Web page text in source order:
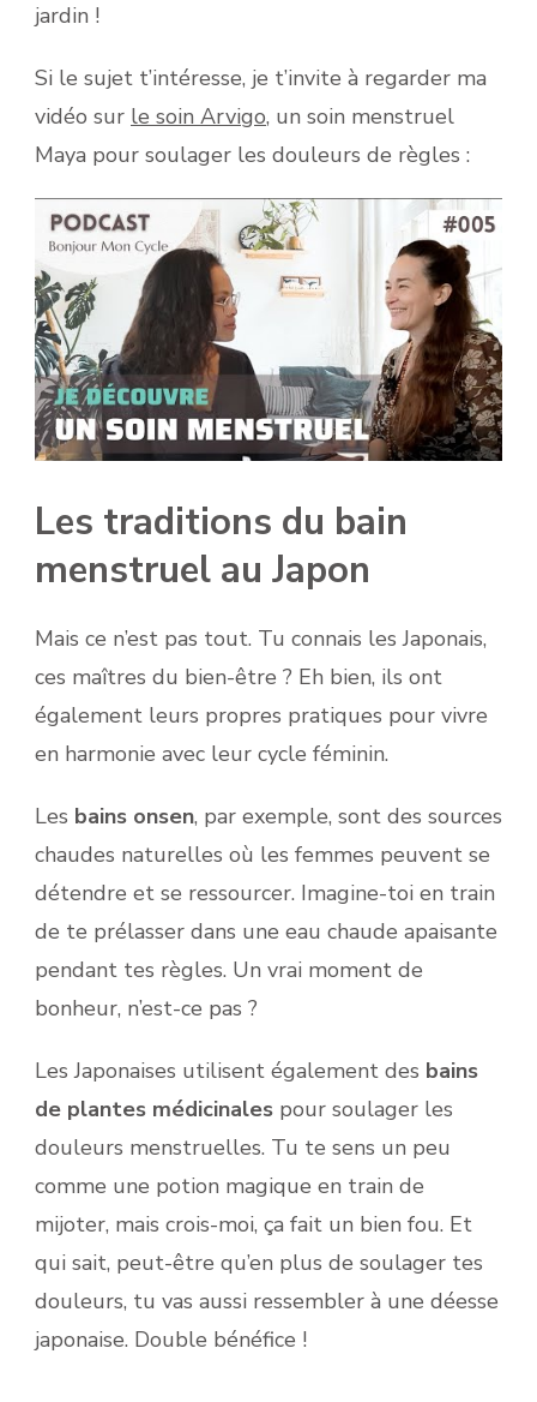
jardin !
Si le sujet t’intéresse, je t’invite à regarder ma
vidéo sur le soin Arvigo, un soin menstruel
Maya pour soulager les douleurs de règles :
Les traditions du bain
menstruel au Japon
Mais ce n’est pas tout. Tu connais les Japonais,
ces maîtres du bien-être ? Eh bien, ils ont
également leurs propres pratiques pour vivre
en harmonie avec leur cycle féminin.
Les bains onsen, par exemple, sont des sources
chaudes naturelles où les femmes peuvent se
détendre et se ressourcer. Imagine-toi en train
de te prélasser dans une eau chaude apaisante
pendant tes règles. Un vrai moment de
bonheur, n’est-ce pas ?
Les Japonaises utilisent également des bains
de plantes médicinales pour soulager les
douleurs menstruelles. Tu te sens un peu
comme une potion magique en train de
mijoter, mais crois-moi, ça fait un bien fou. Et
qui sait, peut-être qu’en plus de soulager tes
douleurs, tu vas aussi ressembler à une déesse
japonaise. Double bénéfice !